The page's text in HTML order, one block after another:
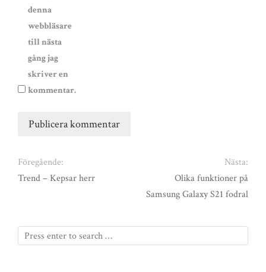
denna
webbläsare
till nästa
gång jag
skriver en
kommentar.
Föregående:
Trend – Kepsar herr
Nästa:
Olika funktioner på
Samsung Galaxy S21 fodral